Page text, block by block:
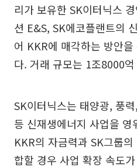
리가 보유한 SK이터닉스
션 E&S, SK에코플랜트의
어 KKR에 매각하는 방안
다. 거래 규모는 1조8000
SK이터닉스는 태양광, 풍
등 신재생에너지 사업을
KKR의 자금력과 SK그룹
합할 경우 사업 확장 속도